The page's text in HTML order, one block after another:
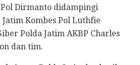
Dirmanto didampingi
Kombes Pol Luthfie
Polda Jatim AKBP Charles
dan tim.